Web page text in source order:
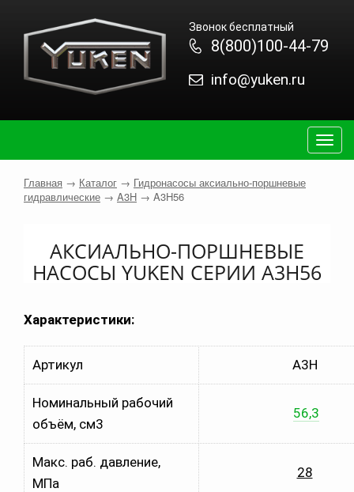
Звонок бесплатный
8(800)100-44-79
info@yuken.ru
Главная → Каталог → Гидронасосы аксиально-поршневые
гидравлические → A3H → A3H56
АКСИАЛЬНО-ПОРШНЕВЫЕ
НАСОСЫ YUKEN СЕРИИ A3H56
Характеристики:
Артикул A3H
Номинальный рабочий
объём, см3
56,3
Макс. раб. давление,
МПа
28